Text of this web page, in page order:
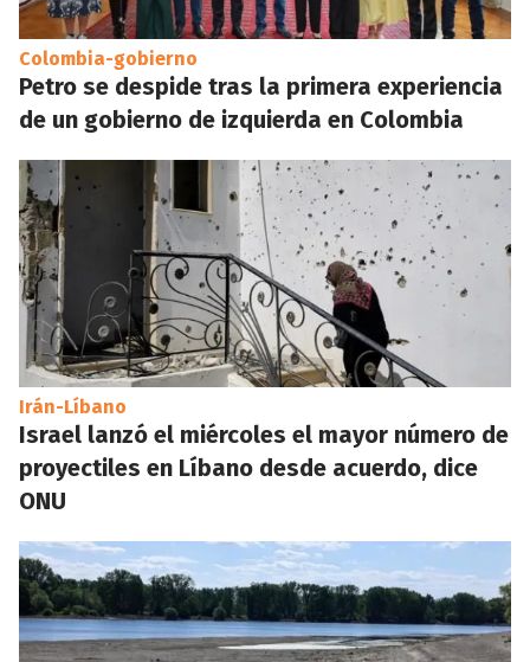
Colombia-gobierno
Petro se despide tras la primera experiencia
de un gobierno de izquierda en Colombia
Irán-Líbano
Israel lanzó el miércoles el mayor número de
proyectiles en Líbano desde acuerdo, dice
ONU